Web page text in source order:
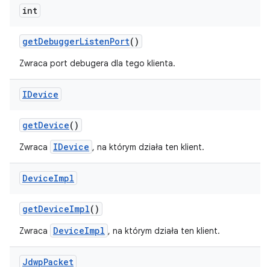
int
getDebuggerListenPort()
Zwraca port debugera dla tego klienta.
IDevice
getDevice()
Zwraca IDevice , na którym działa ten klient.
DeviceImpl
getDeviceImpl()
Zwraca DeviceImpl , na którym działa ten klient.
JdwpPacket